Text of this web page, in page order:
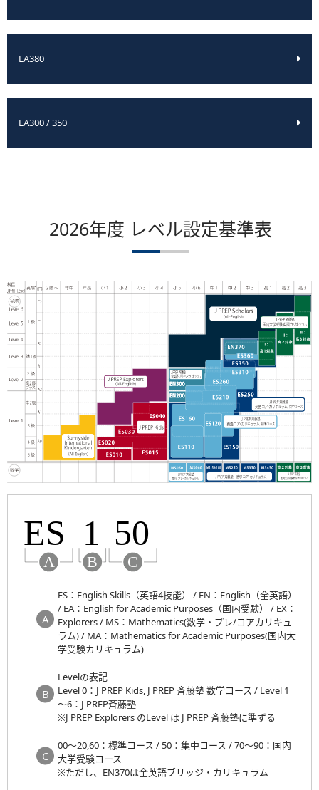
LA380
LA300 / 350
2026年度 レベル設定基準表
ES：English Skills（英語4技能） / EN：English（全英語）
/ EA：English for Academic Purposes（国内受験） / EX：
Explorers / MS：Mathematics(数学・プレ/コアカリキュ
ラム) / MA：Mathematics for Academic Purposes(国内大
学受験カリキュラム)
Levelの表記
Level 0：J PREP Kids, J PREP 斉藤塾 数学コース / Level 1
～6：J PREP斉藤塾
※J PREP Explorers のLevel は J PREP 斉藤塾に準ずる
00～20,60：標準コース / 50：集中コース / 70～90：国内
大学受験コース
※ただし、EN370は全英語ブリッジ・カリキュラム